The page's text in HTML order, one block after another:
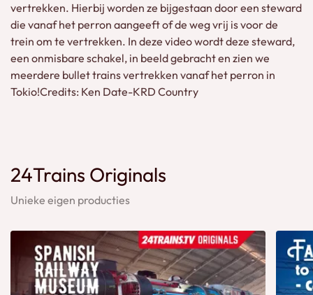
vertrekken. Hierbij worden ze bijgestaan door een steward
die vanaf het perron aangeeft of de weg vrij is voor de
trein om te vertrekken. In deze video wordt deze steward,
een onmisbare schakel, in beeld gebracht en zien we
meerdere bullet trains vertrekken vanaf het perron in
Tokio!Credits: Ken Date-KRD Country
24Trains Originals
Unieke eigen producties